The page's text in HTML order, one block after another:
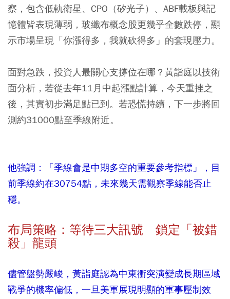
察，包含低軌衛星、CPO（矽光子）、ABF載板與記
憶體皆表現薄弱，玻纖布概念股更幾乎全數跌停，顯
示市場呈現「你漲得多，我就砍得多」的套現壓力。
面對急跌，投資人最關心支撐位在哪？黃詣庭以技術
面分析，若從去年11月中起漲點計算，今天重挫之
後，其實初步滿足點已到。若恐慌持續，下一步將回
測約31000點至季線附近。
他強調：「季線會是中期多空的重要參考指標」，目
前季線約在30754點，未來幾天需觀察季線能否止
穩。
布局策略：等待三大訊號 鎖定「被錯
殺」龍頭
儘管盤勢嚴峻，黃詣庭認為中東衝突演變成長期區域
戰爭的機率偏低，一旦美軍展現明顯的軍事壓制效